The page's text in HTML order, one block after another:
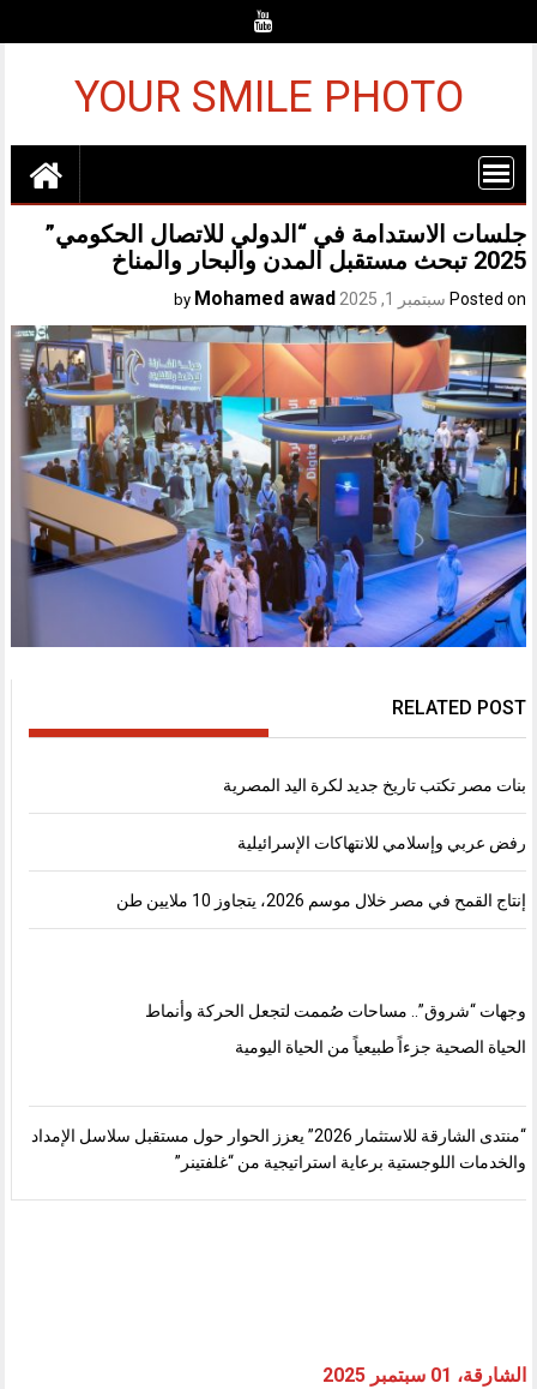
YOUR SMILE PHOTO
جلسات الاستدامة في “الدولي للاتصال الحكومي”
2025 تبحث مستقبل المدن والبحار والمناخ
Posted on سبتمبر 1, 2025 Mohamed awad
RELATED POST
بنات مصر تكتب تاريخ جديد لكرة اليد المصرية
رفض عربي وإسلامي للانتهاكات الإسرائيلية
إنتاج القمح في مصر خلال موسم 2026، يتجاوز 10 ملايين طن
وجهات “شروق”.. مساحات صُممت لتجعل الحركة وأنماط
الحياة الصحية جزءاً طبيعياً من الحياة اليومية
“منتدى الشارقة للاستثمار 2026” يعزز الحوار حول مستقبل سلاسل الإمداد
والخدمات اللوجستية برعاية استراتيجية من “غلفتينر”
الشارقة، 01 سبتمبر 2025